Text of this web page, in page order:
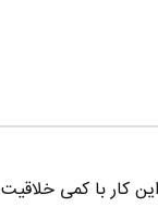
کار با کمی خلاقیت